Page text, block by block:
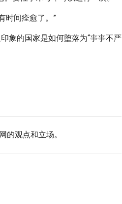
时间痊愈了。”
象的国家是如何堕落为“事事不严
的观点和立场。